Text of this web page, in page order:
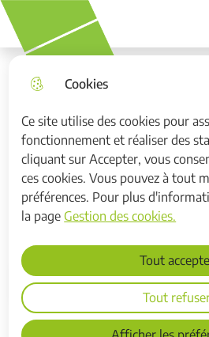
Cookies
Ce site utilise des cookies pour
fonctionnement et réaliser des
cliquant sur Accepter, vous
ces cookies. Vous pouvez à tout
préférences. Pour plus
la pageGestion des cookies.
Tout
Tout
menu
Aller à la
recherche
Divercité
Accueil
Sommaire